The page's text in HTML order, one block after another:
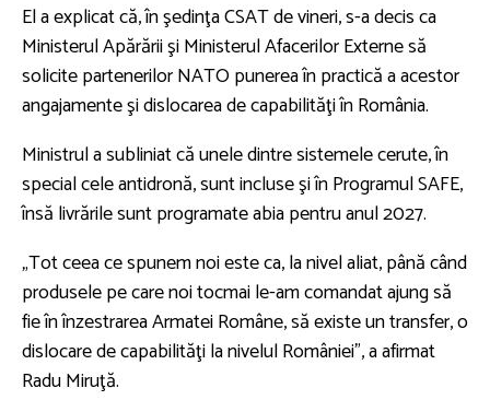
El a explicat că, în şedinţa CSAT de vineri, s-a decis ca
Ministerul Apărării şi Ministerul Afacerilor Externe să
solicite partenerilor NATO punerea în practică a acestor
angajamente şi dislocarea de capabilităţi în România.
Ministrul a subliniat că unele dintre sistemele cerute, în
special cele antidronă, sunt incluse şi în Programul SAFE,
însă livrările sunt programate abia pentru anul 2027.
„Tot ceea ce spunem noi este ca, la nivel aliat, până când
produsele pe care noi tocmai le-am comandat ajung să
fie în înzestrarea Armatei Române, să existe un transfer, o
dislocare de capabilităţi la nivelul României”, a afirmat
Radu Miruţă.